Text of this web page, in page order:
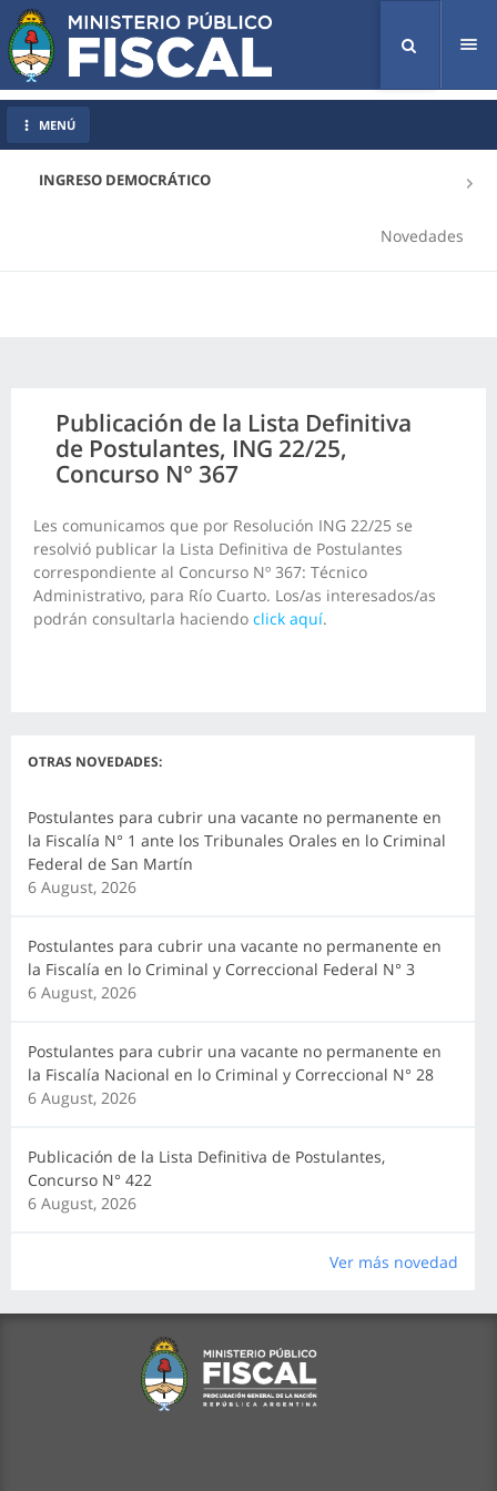
INGRESO DEMOCRÁTICO
Novedades
MENÚ
Publicación de la Lista Definitiva
de Postulantes, ING 22/25,
Concurso N° 367
Les comunicamos que por Resolución ING 22/25 se
resolvió publicar la Lista Definitiva de Postulantes
correspondiente al Concurso Nº 367: Técnico
Administrativo, para Río Cuarto. Los/as interesados/as
podrán consultarla haciendo click aquí.
OTRAS NOVEDADES:
Postulantes para cubrir una vacante no permanente en
la Fiscalía N° 1 ante los Tribunales Orales en lo Criminal
Federal de San Martín
6 August, 2026
Postulantes para cubrir una vacante no permanente en
la Fiscalía en lo Criminal y Correccional Federal N° 3
6 August, 2026
Postulantes para cubrir una vacante no permanente en
la Fiscalía Nacional en lo Criminal y Correccional N° 28
6 August, 2026
Publicación de la Lista Definitiva de Postulantes,
Concurso N° 422
6 August, 2026
Ver más novedad